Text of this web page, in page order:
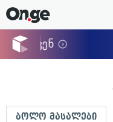
ბოლო მასალები